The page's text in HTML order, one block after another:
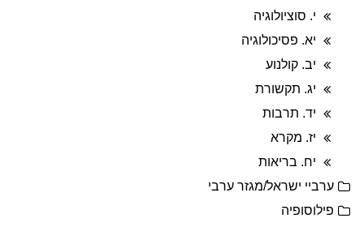
י. סוציולוגיה
יא. פסיכולוגיה
יב. קולנוע
יג. תקשורת
יד. תרבות
יז. מקרא
יח. בריאות
ערביי ישראל/מגזר ערבי
פילוסופיה